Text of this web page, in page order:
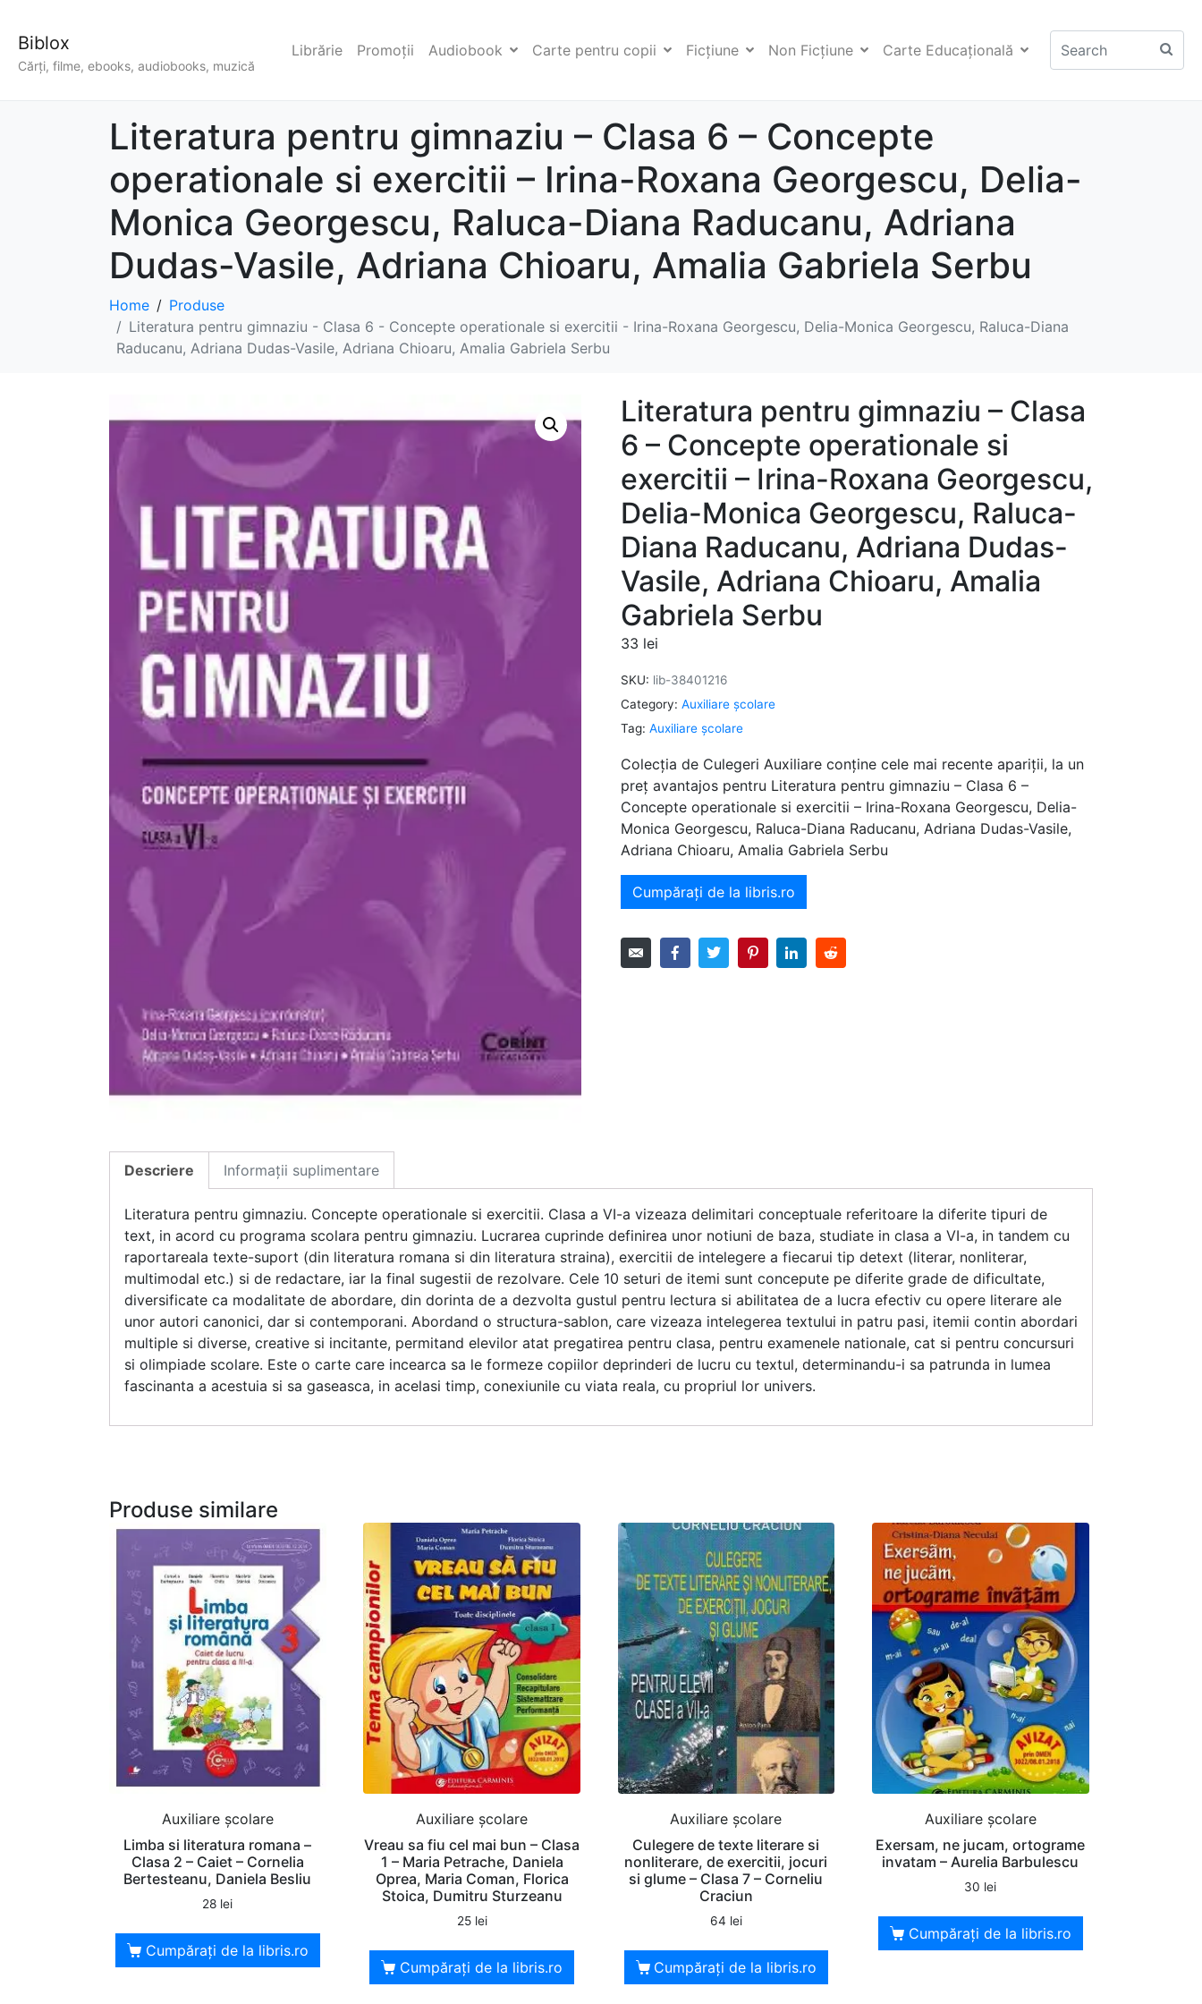
Biblox
Cărți, filme, ebooks, audiobooks, muzică
Librărie Promoții Audiobook Carte pentru copii Ficţiune Non Ficţiune Carte Educaţională
Literatura pentru gimnaziu – Clasa 6 – Concepte
operationale si exercitii – Irina-Roxana Georgescu, Delia-
Monica Georgescu, Raluca-Diana Raducanu, Adriana
Dudas-Vasile, Adriana Chioaru, Amalia Gabriela Serbu
Home
Produse
Literatura pentru gimnaziu - Clasa 6 - Concepte operationale si exercitii - Irina-Roxana Georgescu, Delia-Monica Georgescu, Raluca-Diana
Raducanu, Adriana Dudas-Vasile, Adriana Chioaru, Amalia Gabriela Serbu
Literatura pentru gimnaziu – Clasa
6 – Concepte operationale si
exercitii – Irina-Roxana Georgescu,
Delia-Monica Georgescu, Raluca-
Diana Raducanu, Adriana Dudas-
Vasile, Adriana Chioaru, Amalia
Gabriela Serbu
33 lei
SKU: lib-38401216
Category: Auxiliare şcolare
Tag: Auxiliare şcolare
Colecția de Culegeri Auxiliare conține cele mai recente apariții, la un
preț avantajos pentru Literatura pentru gimnaziu – Clasa 6 –
Concepte operationale si exercitii – Irina-Roxana Georgescu, Delia-
Monica Georgescu, Raluca-Diana Raducanu, Adriana Dudas-Vasile,
Adriana Chioaru, Amalia Gabriela Serbu
Cumpărați de la libris.ro
Descriere Informații suplimentare
Literatura pentru gimnaziu. Concepte operationale si exercitii. Clasa a VI-a vizeaza delimitari conceptuale referitoare la diferite tipuri de
text, in acord cu programa scolara pentru gimnaziu. Lucrarea cuprinde definirea unor notiuni de baza, studiate in clasa a VI-a, in tandem cu
raportareala texte-suport (din literatura romana si din literatura straina), exercitii de intelegere a fiecarui tip detext (literar, nonliterar,
multimodal etc.) si de redactare, iar la final sugestii de rezolvare. Cele 10 seturi de itemi sunt concepute pe diferite grade de dificultate,
diversificate ca modalitate de abordare, din dorinta de a dezvolta gustul pentru lectura si abilitatea de a lucra efectiv cu opere literare ale
unor autori canonici, dar si contemporani. Abordand o structura-sablon, care vizeaza intelegerea textului in patru pasi, itemii contin abordari
multiple si diverse, creative si incitante, permitand elevilor atat pregatirea pentru clasa, pentru examenele nationale, cat si pentru concursuri
si olimpiade scolare. Este o carte care incearca sa le formeze copiilor deprinderi de lucru cu textul, determinandu-i sa patrunda in lumea
fascinanta a acestuia si sa gaseasca, in acelasi timp, conexiunile cu viata reala, cu propriul lor univers.
Produse similare
Auxiliare şcolare
Limba si literatura romana –
Clasa 2 – Caiet – Cornelia
Bertesteanu, Daniela Besliu
28 lei
Cumpărați de la libris.ro
Auxiliare şcolare
Vreau sa fiu cel mai bun – Clasa
1 – Maria Petrache, Daniela
Oprea, Maria Coman, Florica
Stoica, Dumitru Sturzeanu
25 lei
Cumpărați de la libris.ro
Auxiliare şcolare
Culegere de texte literare si
nonliterare, de exercitii, jocuri
si glume – Clasa 7 – Corneliu
Craciun
64 lei
Cumpărați de la libris.ro
Auxiliare şcolare
Exersam, ne jucam, ortograme
invatam – Aurelia Barbulescu
30 lei
Cumpărați de la libris.ro